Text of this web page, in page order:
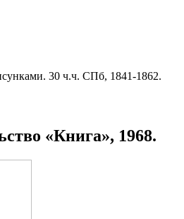
30 ч.ч. СПб, 1841-1862.
«Книга», 1968.